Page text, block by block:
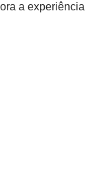
a experiência